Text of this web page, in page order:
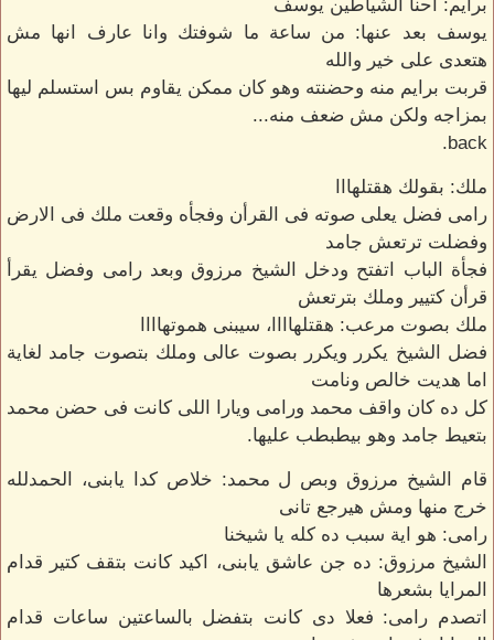
برايم: احنا الشياطين يوسف
يوسف بعد عنها: من ساعة ما شوفتك وانا عارف انها مش
هتعدى على خير والله
قربت برايم منه وحضنته وهو كان ممكن يقاوم بس استسلم ليها
بمزاجه ولكن مش ضعف منه...
back.
ملك: بقولك هقتلهااا
رامى فضل يعلى صوته فى القرأن وفجأه وقعت ملك فى الارض
وفضلت ترتعش جامد
فجأة الباب اتفتح ودخل الشيخ مرزوق وبعد رامى وفضل يقرأ
قرأن كتيير وملك بترتعش
ملك بصوت مرعب: هقتلهاااا، سيبنى هموتهاااا
فضل الشيخ يكرر ويكرر بصوت عالى وملك بتصوت جامد لغاية
اما هديت خالص ونامت
كل ده كان واقف محمد ورامى ويارا اللى كانت فى حضن محمد
بتعيط جامد وهو بيطبطب عليها.
قام الشيخ مرزوق وبص ل محمد: خلاص كدا يابنى، الحمدلله
خرج منها ومش هيرجع تانى
رامى: هو اية سبب ده كله يا شيخنا
الشيخ مرزوق: ده جن عاشق يابنى، اكيد كانت بتقف كتير قدام
المرايا بشعرها
اتصدم رامى: فعلا دى كانت بتفضل بالساعتين ساعات قدام